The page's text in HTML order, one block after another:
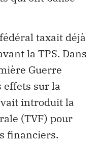
taxait déjà
la TPS. Dans
Guerre
effets sur la
introduit la
(TVF) pour
financiers.